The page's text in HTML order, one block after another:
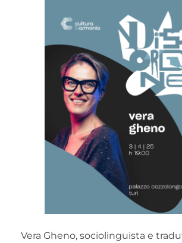
Vera Gheno, sociolinguista e